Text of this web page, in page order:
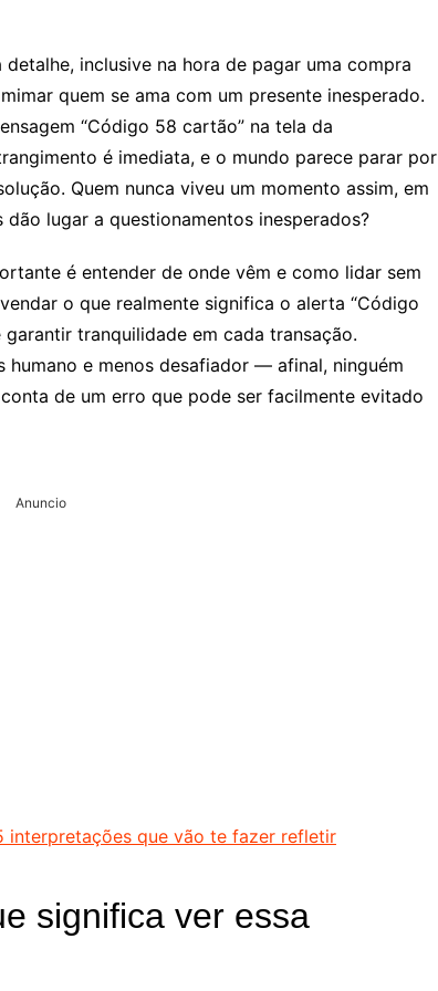
inclusive na hora de pagar uma compra
quem se ama com um presente inesperado.
“Código 58 cartão” na tela da
é imediata, e o mundo parece parar por
Quem nunca viveu um momento assim, em
lugar a questionamentos inesperados?
é entender de onde vêm e como lidar sem
o que realmente significa o alerta “Código
tranquilidade em cada transação.
e menos desafiador — afinal, ninguém
de um erro que pode ser facilmente evitado
Anuncio
interpretações que vão te fazer refletir
significa ver essa